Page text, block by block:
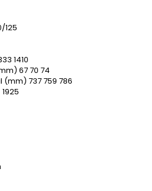
125
1410
67 70 74
(mm) 737 759 786